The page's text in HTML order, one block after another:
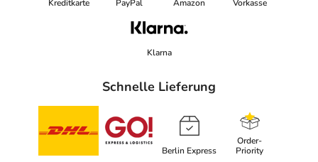
Kreditkarte PayPal Amazon Vorkasse
Klarna
Schnelle Lieferung
Berlin Express
Order-
Priority